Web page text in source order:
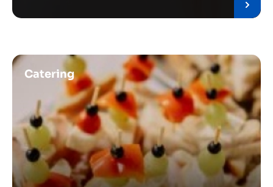
Obrázek
Catering